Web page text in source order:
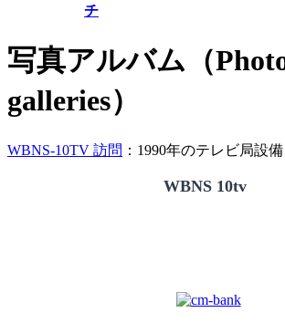
チ
写真アルバム（
galleries）
WBNS-10TV 訪問 ：1990年のテレビ局設備
WBNS 10tv